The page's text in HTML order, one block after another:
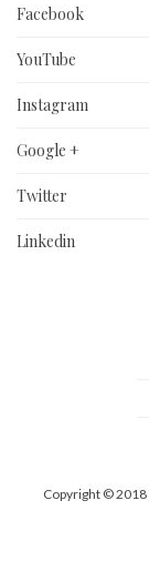
Facebook
YouTube
Instagram
Google +
Twitter
Linkedin
Copyright © 2018